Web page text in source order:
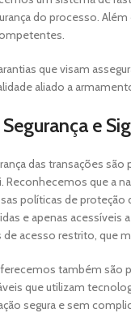
do processo.
que visam
aliado a
e
das transações
Reconhecemos que a
políticas de
e apenas acessíveis
acesso restrito, que
também são
que utilizam
segura e sem